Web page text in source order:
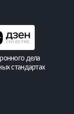
дела
стандартах